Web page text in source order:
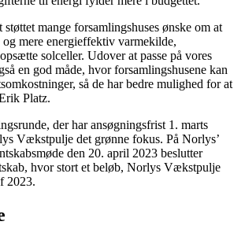
mange forsamlingshuses ønske om at
mere energieffektiv varmekilde,
solceller. Udover at passe på vores
en god måde, hvor forsamlingshusene kan
så de har bedre mulighed for at
Platz.
der har ansøgningsfrist 1. marts
Vækstpulje det grønne fokus. På Norlys’
den 20. april 2023 beslutter
hvor stort et beløb, Norlys Vækstpulje
2023.